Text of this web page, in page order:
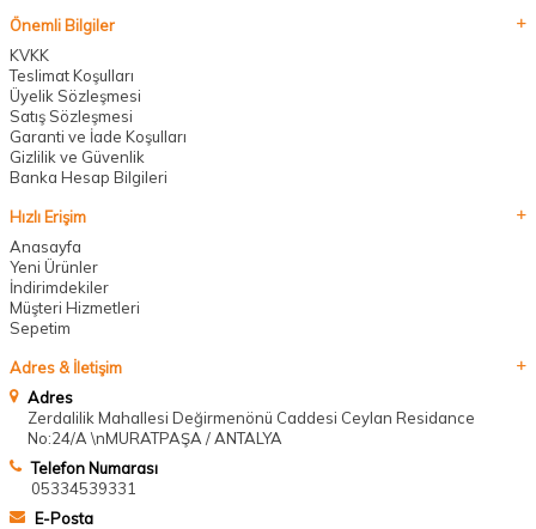
Önemli Bilgiler
KVKK
Teslimat Koşulları
Üyelik Sözleşmesi
Satış Sözleşmesi
Garanti ve İade Koşulları
Gizlilik ve Güvenlik
Banka Hesap Bilgileri
Hızlı Erişim
Anasayfa
Yeni Ürünler
İndirimdekiler
Müşteri Hizmetleri
Sepetim
Adres & İletişim
Adres
Zerdalilik Mahallesi Değirmenönü Caddesi Ceylan Residance
No:24/A \nMURATPAŞA / ANTALYA
Telefon Numarası
05334539331
E-Posta